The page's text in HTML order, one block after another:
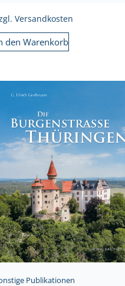
Versandkosten
den Warenkorb
Publikationen